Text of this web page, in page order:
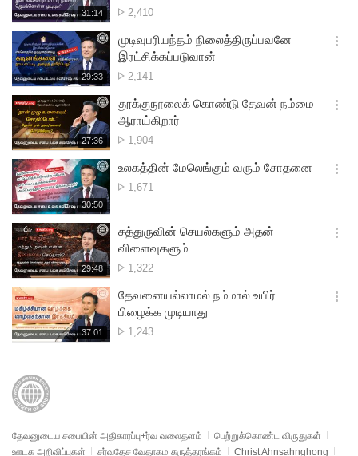
재
생
시
간
31:14
பார்த்த
2,410
기
재
생
시
간
29:33
முடிவுபரியந்தம் நிலைத்திருப்பவனே
இரட்சிக்கப்படுவான்
பார்த்த
2,141
옵
기
재
생
시
간
27:36
தூக்குநூலைக் கொண்டு தேவன் நம்மை
ஆராய்கிறார்
பார்த்த
1,904
옵
기
재
생
시
간
30:50
உலகத்தின் மேலெங்கும் வரும் சோதனை
பார்த்த
1,671
옵
기
재
생
시
간
29:48
சத்துருவின் செயல்களும் அதன்
விளைவுகளும்
பார்த்த
1,322
옵
기
재
생
37:01
தேவனையல்லாமல் நம்மால் உயிர்
பிழைக்க முடியாது
பார்த்த
1,243
옵
தேவனுடைய சபையின் அதிகாரப்பு+ர்வ வலைதளம்
பெற்றுக்கொண்ட விருதுகள்
ஊடக அறிவிப்புகள்
சர்வதேச வேதாகம கருத்தரங்கம் Christ Ahnsahnghong